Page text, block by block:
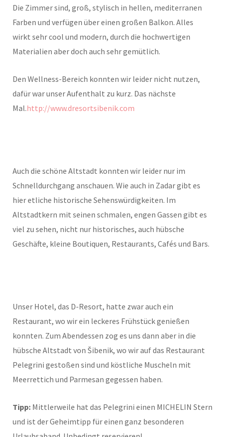
Die Zimmer sind, groß, stylisch in hellen, mediterranen
Farben und verfügen über einen großen Balkon. Alles
wirkt sehr cool und modern, durch die hochwertigen
Materialien aber doch auch sehr gemütlich.
Den Wellness-Bereich konnten wir leider nicht nutzen,
dafür war unser Aufenthalt zu kurz. Das nächste
Mal.http://www.dresortsibenik.com
Auch die schöne Altstadt konnten wir leider nur im
Schnelldurchgang anschauen. Wie auch in Zadar gibt es
hier etliche historische Sehenswürdigkeiten. Im
Altstadtkern mit seinen schmalen, engen Gassen gibt es
viel zu sehen, nicht nur historisches, auch hübsche
Geschäfte, kleine Boutiquen, Restaurants, Cafés und Bars.
Unser Hotel, das D-Resort, hatte zwar auch ein
Restaurant, wo wir ein leckeres Frühstück genießen
konnten. Zum Abendessen zog es uns dann aber in die
hübsche Altstadt von Šibenik, wo wir auf das Restaurant
Pelegrini gestoßen sind und köstliche Muscheln mit
Meerrettich und Parmesan gegessen haben.
Tipp: Mittlerweile hat das Pelegrini einen MICHELIN Stern
und ist der Geheimtipp für einen ganz besonderen